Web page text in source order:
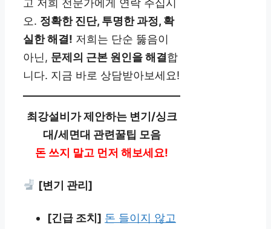
오. 정확한 진단, 투명한 과정, 확
실한 해결! 저희는 단순 뚫음이
아닌, 문제의 근본 원인을 해결합
니다. 지금 바로 상담받아보세요!
최강설비가 제안하는 변기/싱크
대/세면대 관련꿀팁 모음
돈 쓰지 말고 먼저 해보세요!
[변기 관리]
[긴급 조치] 돈 들이지 않고